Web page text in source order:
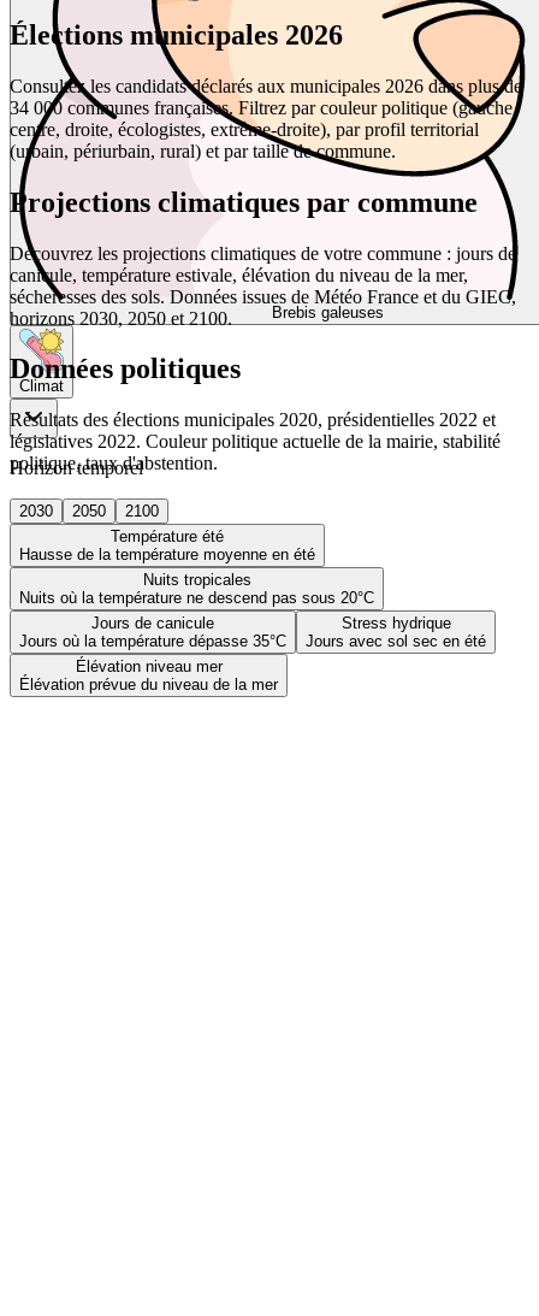
Brebis galeuses
Climat
Horizon temporel
2030 2050
2100
Température été
Hausse de la température moyenne en été
Nuits tropicales
Nuits où la température ne descend pas sous 20°C
Jours de canicule
Jours où la température dépasse 35°C
Stress hydrique
Jours avec sol sec en été
Élévation niveau mer
Élévation prévue du niveau de la mer
Élections municipales 2026
Consultez les candidats déclarés aux municipales 2026 dans plus de
34 000 communes françaises. Filtrez par couleur politique (gauche,
centre, droite, écologistes, extrême-droite), par profil territorial
(urbain, périurbain, rural) et par taille de commune.
Projections climatiques par commune
Découvrez les projections climatiques de votre commune : jours de
canicule, température estivale, élévation du niveau de la mer,
sécheresses des sols. Données issues de Météo France et du GIEC,
horizons 2030, 2050 et 2100.
Données politiques
Résultats des élections municipales 2020, présidentielles 2022 et
législatives 2022. Couleur politique actuelle de la mairie, stabilité
politique, taux d'abstention.